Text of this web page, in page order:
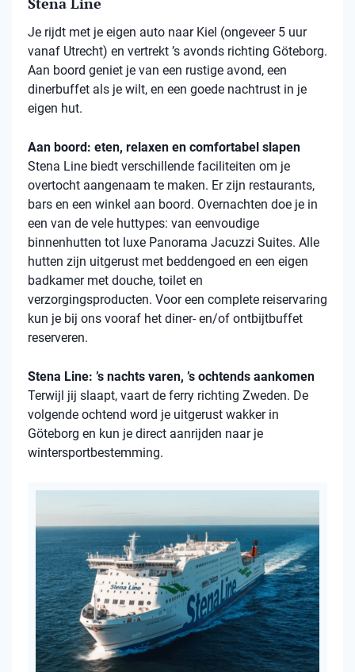
Je rijdt met je eigen auto naar Kiel (ongeveer 5 uur
vanaf Utrecht) en vertrekt ’s avonds richting Göteborg.
Aan boord geniet je van een rustige avond, een
dinerbuffet als je wilt, en een goede nachtrust in je
eigen hut.
Aan boord: eten, relaxen en comfortabel slapen
Stena Line biedt verschillende faciliteiten om je
overtocht aangenaam te maken. Er zijn restaurants,
bars en een winkel aan boord. Overnachten doe je in
een van de vele huttypes: van eenvoudige
binnenhutten tot luxe Panorama Jacuzzi Suites. Alle
hutten zijn uitgerust met beddengoed en een eigen
badkamer met douche, toilet en
verzorgingsproducten. Voor een complete reiservaring
kun je bij ons vooraf het diner- en/of ontbijtbuffet
reserveren.
Stena Line: ’s nachts varen, ’s ochtends aankomen
Terwijl jij slaapt, vaart de ferry richting Zweden. De
volgende ochtend word je uitgerust wakker in
Göteborg en kun je direct aanrijden naar je
wintersportbestemming.